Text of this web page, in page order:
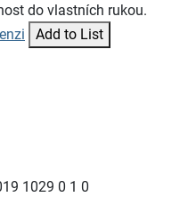
do vlastních rukou.
Add to List
1029 0 1 0